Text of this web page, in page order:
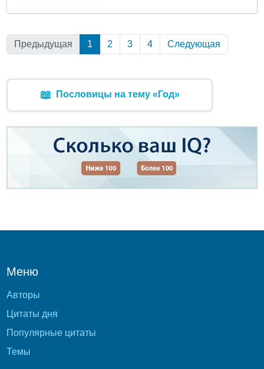
Предыдущая 1 (Текущая)
2 3 4 Следующая
📖 Пословицы на тему «Год»
Меню
Авторы
Цитаты дня
Популярные цитаты
Темы